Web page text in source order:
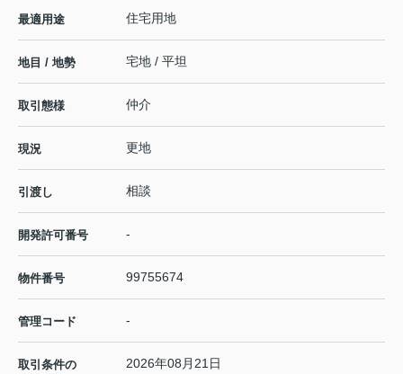
最適用途 住宅用地
地目 / 地勢 宅地 / 平坦
取引態様 仲介
現況 更地
引渡し 相談
開発許可番号 -
物件番号 99755674
管理コード -
取引条件の
2026年08月21日